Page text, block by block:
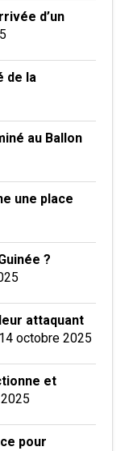
d’un
de la
au Ballon
une place
?
attaquant
14 octobre 2025
et
pour